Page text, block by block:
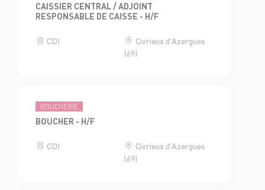
CAISSIER CENTRAL / ADJOINT
RESPONSABLE DE CAISSE - H/F
CDI
Civrieux d'Azergues
(69)
BOUCHERIE
BOUCHER - H/F
CDI
Civrieux d'Azergues
(69)